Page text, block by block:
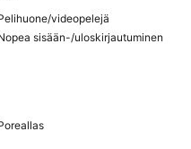
videopelejä
sisään-/uloskirjautuminen